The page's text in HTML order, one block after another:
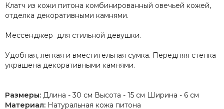
Клатч из кожи питона комбинированный овечьей кожей,
отделка декоративными камнями.
Мессенджер для стильной девушки.
Удобная, легкая и вместительная сумка. Передняя стенка
украшена декоративными камнями.
Размеры: Длина - 30 см Высота - 15 см Ширина - 6 см
Материал: Натуральная кожа питона